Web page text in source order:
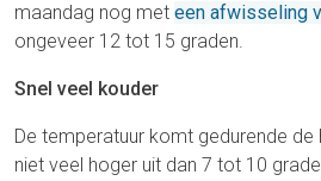
maandag nog met een afwisseling
ongeveer 12 tot 15 graden.
Snel veel kouder
De temperatuur komt gedurende
niet veel hoger uit dan 7 tot 10